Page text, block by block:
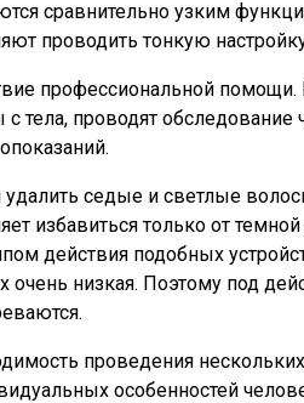
сравнительно узким
проводить тонкую
профессиональной
с тела, проводят
удалить седые и светлые
избавиться только от
действия подобных
очень низкая. Поэтому под
проведения
особенностей